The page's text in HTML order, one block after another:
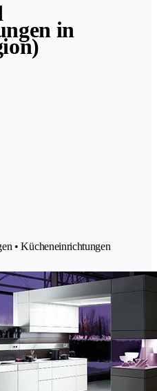
in
• Kücheneinrichtungen